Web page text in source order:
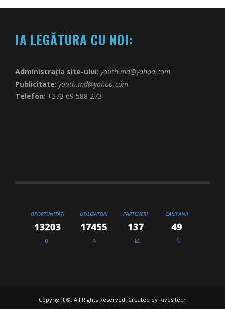
IA LEGĂTURA CU NOI:
Administrația site-ului: youth.md@yahoo.com
Publicitate: youth.md@yahoo.com
Telefon: +373 69 588 273
Copyright ©. All Rights Reserved. Created by Rivos.tech